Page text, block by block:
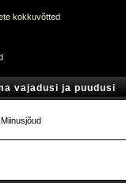
kokkuvõtted
vajadusi ja puudusi